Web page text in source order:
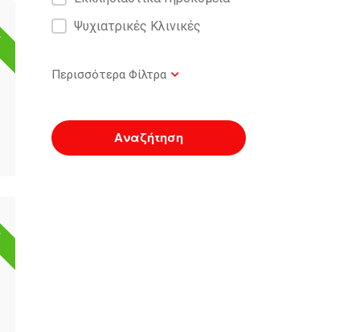
Ψυχιατρικές Κλινικές
Αναζήτηση